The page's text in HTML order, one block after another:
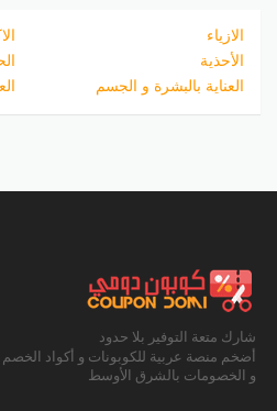
الازياء
الأحذية
العناية بالبشرة و الجسم
شارك متعة التوفير بلا حدود
أضخم منصة عربية للكوبونات و أكواد
و الخصومات بالشرق الأوسط